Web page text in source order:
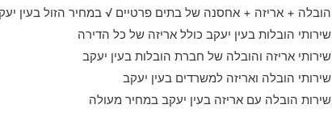
הובלה + אריזה + אחסנה של בתים פרטיים √ במחיר הזול בעין
שירותי הובלות בעין יעקב כולל אריזה של כל הדירה
שירותי אריזה והובלה של חברת הובלות בעין יעקב
שירותי הובלה ואריזה למשרדים בעין יעקב
שירות הובלה עם אריזה בעין יעקב במחיר מעולה